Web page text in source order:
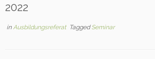
2022
inAusbildungsreferat TaggedSeminar